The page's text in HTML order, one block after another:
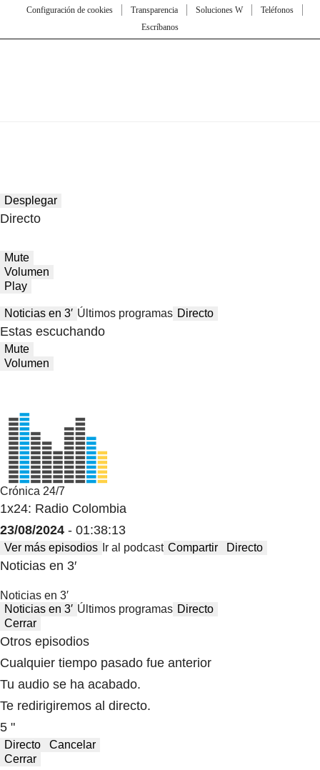
Configuración de cookies
Transparencia Soluciones W
Teléfonos
Escríbanos
Desplegar
Directo
Mute
Volumen
Play
Noticias en 3′ Últimos programas Directo
Estas escuchando
Mute
Volumen
Crónica 24/7
1x24: Radio Colombia
23/08/2024 - 01:38:13
Ver más episodios Ir al podcast Compartir Directo
Noticias en 3′
Noticias en 3′
Noticias en 3′ Últimos programas Directo
Cerrar
Otros episodios
Cualquier tiempo pasado fue anterior
Tu audio se ha acabado.
Te redirigiremos al directo.
5 "
Directo
Cancelar
Cerrar